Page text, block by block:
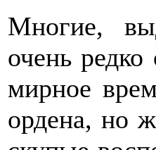
Многие,
очень
мир­ное
ордена, но